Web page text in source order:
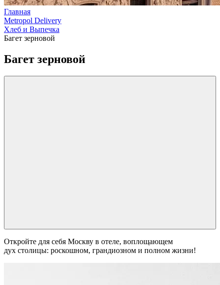
Главная
Metropol Delivery
Хлеб и Выпечка
Багет зерновой
Багет зерновой
Откройте для себя Москву в отеле, воплощающем
дух столицы: роскошном, грандиозном и полном жизни!